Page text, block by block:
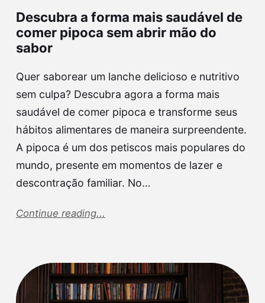
Descubra a forma mais saudável de
comer pipoca sem abrir mão do
sabor
Quer saborear um lanche delicioso e nutritivo
sem culpa? Descubra agora a forma mais
saudável de comer pipoca e transforme seus
hábitos alimentares de maneira surpreendente.
A pipoca é um dos petiscos mais populares do
mundo, presente em momentos de lazer e
descontração familiar. No…
Continue reading...